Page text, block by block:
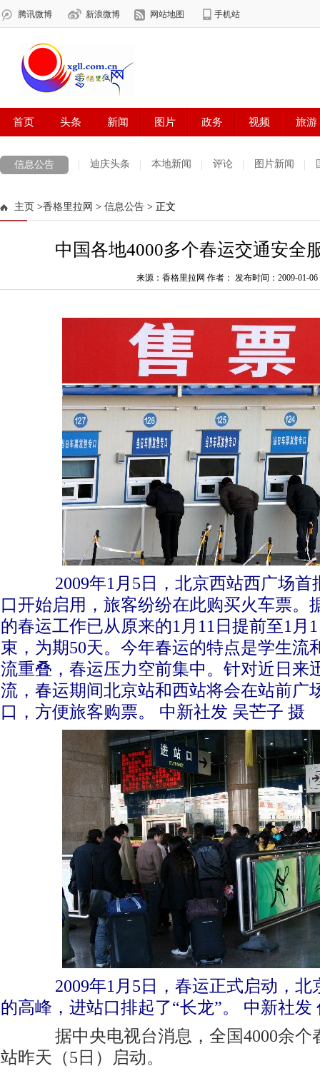
信息公告 迪庆头条 本地新闻 评论 图片新闻
主页 >香格里拉网 > 信息公告 > 正文
中国各地4000多个春运交通安全
来源：香格里拉网 作者： 发布时间：2009-01-06
2009年1月5日，北京西站西广场首
口开始启用，旅客纷纷在此购买火车票。
的春运工作已从原来的1月11日提前至1月
束，为期50天。今年春运的特点是学生流
流重叠，春运压力空前集中。针对近日来
流，春运期间北京站和西站将会在站前广
口，方便旅客购票。 中新社发 吴芒子 摄
2009年1月5日，春运正式启动，
的高峰，进站口排起了“长龙”。 中新社发
据中央电视台消息，全国4000余个
站昨天（5日）启动。